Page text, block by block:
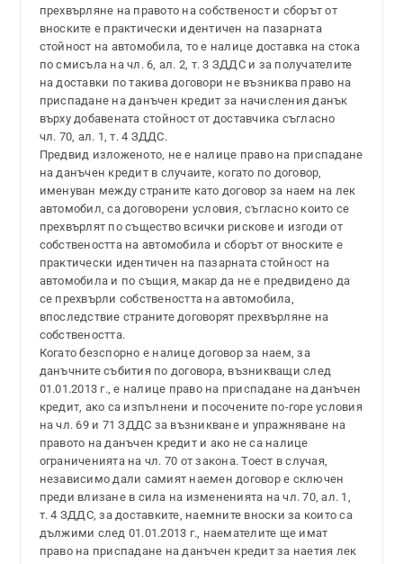
прехвърляне на правото на собственост и сборът от
вноските е практически идентичен на пазарната
стойност на автомобила, то е налице доставка на стока
по смисъла на чл. 6, ал. 2, т. 3 ЗДДС и за получателите
на доставки по такива договори не възниква право на
приспадане на данъчен кредит за начисления данък
върху добавената стойност от доставчика съгласно
чл. 70, ал. 1, т. 4 ЗДДС.
Предвид изложеното, не е налице право на приспадане
на данъчен кредит в случаите, когато по договор,
именуван между страните като договор за наем на лек
автомобил, са договорени условия, съгласно които се
прехвърлят по същество всички рискове и изгоди от
собствеността на автомобила и сборът от вноските е
практически идентичен на пазарната стойност на
автомобила и по същия, макар да не е предвидено да
се прехвърли собствеността на автомобила,
впоследствие страните договорят прехвърляне на
собствеността.
Когато безспорно е налице договор за наем, за
данъчните събития по договора, възникващи след
01.01.2013 г., е налице право на приспадане на данъчен
кредит, ако са изпълнени и посочените по-горе условия
на чл. 69 и 71 ЗДДС за възникване и упражняване на
правото на данъчен кредит и ако не са налице
ограниченията на чл. 70 от закона. Тоест в случая,
независимо дали самият наемен договор е сключен
преди влизане в сила на измененията на чл. 70, ал. 1,
т. 4 ЗДДС, за доставките, наемните вноски за които са
дължими след 01.01.2013 г., наемателите ще имат
право на приспадане на данъчен кредит за наетия лек